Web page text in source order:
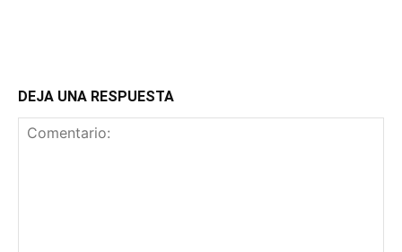
DEJA UNA RESPUESTA